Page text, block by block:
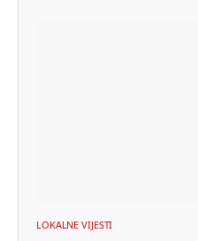
LOKALNE VIJESTI